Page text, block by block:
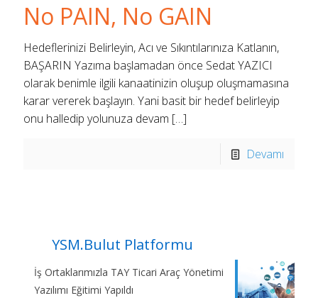
No PAIN, No GAIN
Hedeflerinizi Belirleyin, Acı ve Sıkıntılarınıza Katlanın,
BAŞARIN Yazıma başlamadan önce Sedat YAZICI
olarak benimle ilgili kanaatinizin oluşup oluşmamasına
karar vererek başlayın. Yani basit bir hedef belirleyip
onu halledip yolunuza devam […]
Devamı
YSM.Bulut Platformu
İş Ortaklarımızla TAY Ticari Araç Yönetimi
Yazılımı Eğitimi Yapıldı